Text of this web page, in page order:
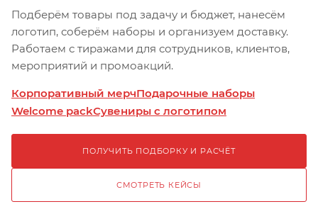
Подберём товары под задачу и бюджет, нанесём
логотип, соберём наборы и организуем доставку.
Работаем с тиражами для сотрудников, клиентов,
мероприятий и промоакций.
Корпоративный мерчПодарочные наборы
Welcome packСувениры с логотипом
ПОЛУЧИТЬ ПОДБОРКУ И РАСЧЁТ
СМОТРЕТЬ КЕЙСЫ